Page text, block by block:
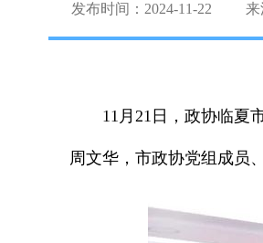
发布时间：2024-11-22 来
11月21日，政协临夏
周文华，市政协党组成员